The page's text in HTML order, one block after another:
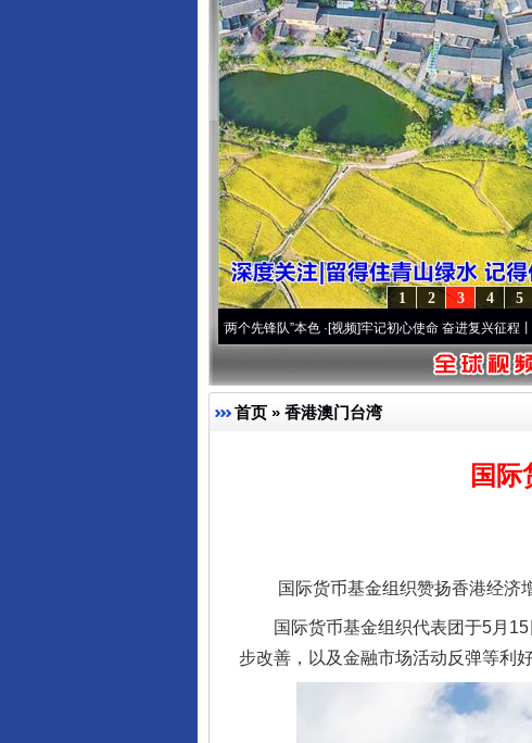
5
4
3
2
1
永葆“两个先锋队”本色·[视频]牢记初心使命 奋进复兴征程丨宝塔山下好
首页 » 香港澳门台湾
国
国际货币基金组织赞扬香港经济
国际货币基金组织代表团于5月15
步改善，以及金融市场活动反弹等利